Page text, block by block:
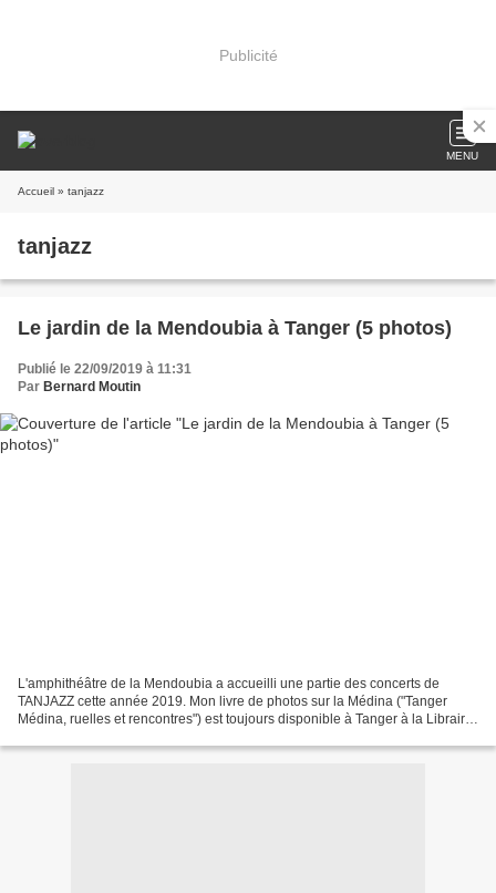
Publicité
MENU
Accueil » tanjazz
tanjazz
Le jardin de la Mendoubia à Tanger (5 photos)
Publié le 22/09/2019 à 11:31
Par Bernard Moutin
L'amphithéâtre de la Mendoubia a accueilli une partie des concerts de
TANJAZZ cette année 2019. Mon livre de photos sur la Médina ("Tanger
Médina, ruelles et rencontres") est toujours disponible à Tanger à la Librairie